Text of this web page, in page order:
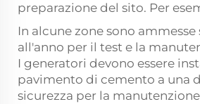
preparazione del sito. Per
In alcune zone sono ammesse
all'anno per il test e la
I generatori devono essere
pavimento di cemento a una
sicurezza per la